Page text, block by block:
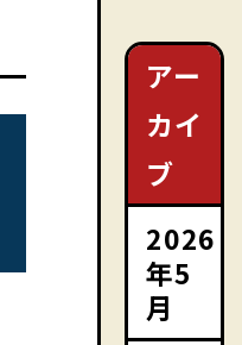
アー
カイ
ブ
2026
年5
月